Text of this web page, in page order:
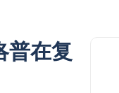
普在复